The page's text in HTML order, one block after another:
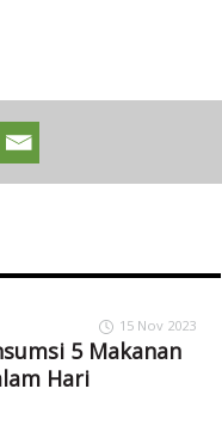
15 Nov 2023
5 Makanan
Hari